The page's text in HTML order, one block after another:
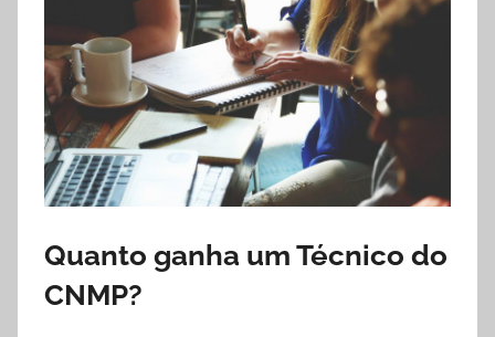
Quanto ganha um Técnico do
CNMP?